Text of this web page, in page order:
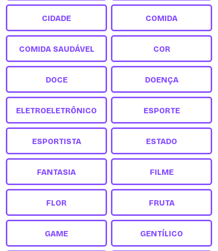
CIDADE COMIDA
COMIDA SAUDÁVEL COR
DOCE DOENÇA
ELETROELETRÔNICO ESPORTE
ESPORTISTA ESTADO
FANTASIA FILME
FLOR FRUTA
GAME GENTÍLICO